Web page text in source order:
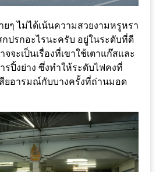
ยๆ ไม่ได้เน้นความสวยงามหรูหรา
กปรกอะไรนะครับ อยู่ในระดับที่ดี
จะเป็นเรื่องที่เขาใช้เตาแก๊สและ
รปิ้งย่าง ซึ่งทำให้ระดับไฟคงที่
ยอารมณ์กับบางครั้งที่ถ่านมอด